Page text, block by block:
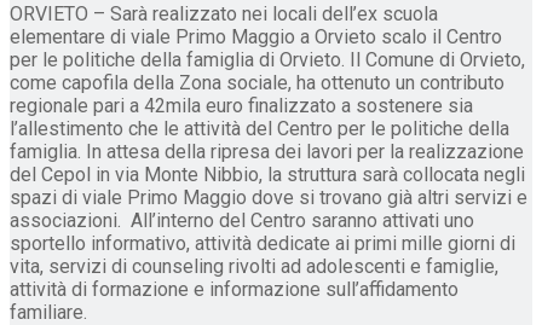
ORVIETO – Sarà realizzato nei locali dell’ex scuola
elementare di viale Primo Maggio a Orvieto scalo il Centro
per le politiche della famiglia di Orvieto. Il Comune di Orvieto,
come capofila della Zona sociale, ha ottenuto un contributo
regionale pari a 42mila euro finalizzato a sostenere sia
l’allestimento che le attività del Centro per le politiche della
famiglia. In attesa della ripresa dei lavori per la realizzazione
del Cepol in via Monte Nibbio, la struttura sarà collocata negli
spazi di viale Primo Maggio dove si trovano già altri servizi e
associazioni. All’interno del Centro saranno attivati uno
sportello informativo, attività dedicate ai primi mille giorni di
vita, servizi di counseling rivolti ad adolescenti e famiglie,
attività di formazione e informazione sull’affidamento
familiare.